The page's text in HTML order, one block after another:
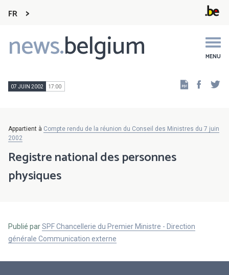
FR
news.belgium MENU
Main
navigation
07 JUIN 2002 17:00
Appartient à Compte rendu de la réunion du Conseil des Ministres du 7 juin
2002
Registre national des personnes
physiques
Publié parSPF Chancellerie du Premier Ministre - Direction
générale Communication externe